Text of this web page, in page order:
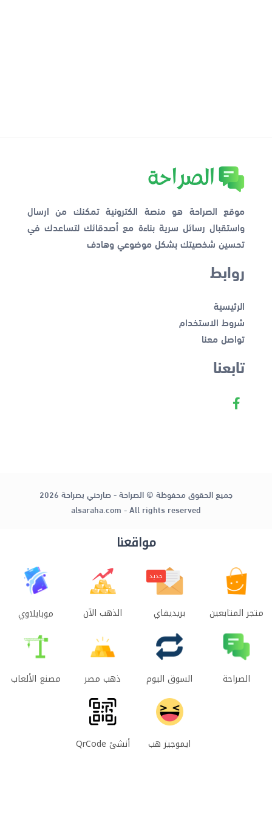
موقع الصراحة هو منصة الكترونية تمكنك من ارسال
واستقبال رسائل سرية بناءة مع أصدقائك لتساعدك في
تحسين شخصيتك بشكل موضوعي وهادف
روابط
الرئيسية
شروط الاستخدام
تواصل معنا
تابعنا
جميع الحقوق محفوظة © الصراحة - صارحني بصراحة 2026
alsaraha.com - All rights reserved